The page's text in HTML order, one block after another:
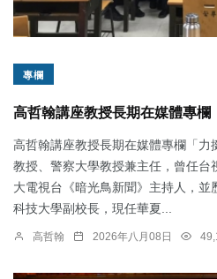
專欄
高哲翰講座教授長期在媒體專欄
高哲翰講座教授長期在媒體專欄「力
教授、警察大學教授兼主任，曾任台
大電視台《暗光鳥新聞》主持人，
科技大學副校長，現任華夏...
高哲翰 2026年八月08日